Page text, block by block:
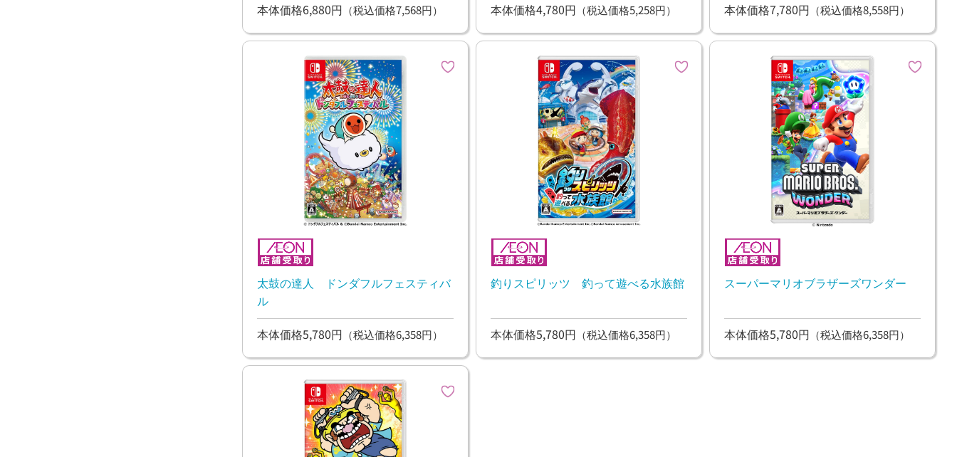
本体価格6,880円 （税込価格7,568円） 本体価格4,780円 （税込価格5,258円） 本体価格7,780円 （税込価格8,558円）
太鼓の達人 ドンダフルフェスティバ
ル
本体価格5,780円 （税込価格6,358円）
釣りスピリッツ 釣って遊べる水族館
本体価格5,780円 （税込価格6,358円）
スーパーマリオブラザーズワンダー
本体価格5,780円 （税込価格6,358円）